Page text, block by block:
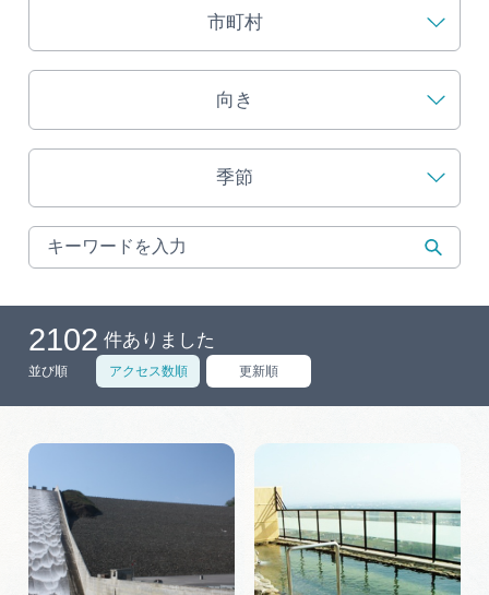
買い物・お土産
体験予約サイト「ＶＩＳＩＴ岐阜県」
岐阜県アウトドア観光キャンペーン
岐阜県まるごと観光エリアガイド
岐阜県観光データベース
動画ライブラリー
市町村
向き
季節
2102 件ありました
並び順 アクセス数順 更新順